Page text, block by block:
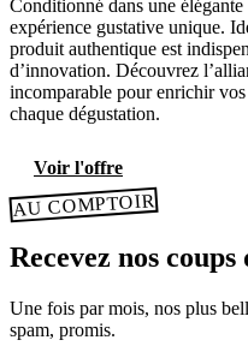
Conditionné dans une
expérience gustative unique.
produit authentique est
d’innovation. Découvrez
incomparable pour enrichir
chaque dégustation.
Voir l'offre
AU COMPTOIR
Recevez nos
Une fois par mois, nos plus
spam, promis.